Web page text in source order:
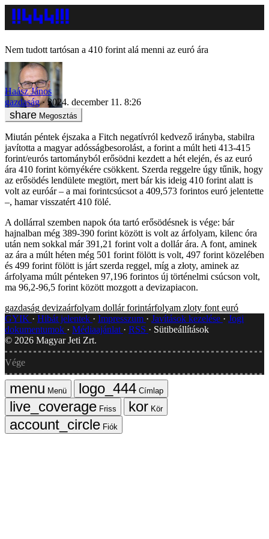
Nem tudott tartósan a 410 forint alá menni az euró ára
Haász János
gazdaság
2024. december 11. 8:26
Megosztás
Miután péntek éjszaka a Fitch negatívról kedvező irányba, stabilra
javította a magyar adósságbesorolást, a forint a múlt heti 413-415
forint/eurós tartományból erősödni kezdett a hét elején, és az euró
ára 410 forint környékére csökkent. Szerda reggelre úgy tűnik, hogy
az erősödés lendülete megtört, mert bár kis ideig 410 forint alatt is
volt az euróár – a mai forintcsúcsot a 409,573 forintos euró jelentette
–, hamar visszatért 410 fölé.
A dollárral szemben napok óta tartó erősödésnek is vége: bár
hajnalban még 389-390 forint között is volt az árfolyam, kilenc óra
után nem sokkal már 391,21 forint volt a dollár ára. A font, aminek
az ára a múlt héten még 501 forint fölött is volt, 497 forint közelében
és 499 forint fölött is járt szerda reggel, míg a złoty, aminek az
árfolyama múlt pénteken 97,196 forintos új történelmi csúcson volt,
ma 96,2-96,5 forint között mozgott a devizapiacon.
gazdaság devizaárfolyam dollár forintárfolyam zloty font euró
GYIK
Hibát jelentek Impresszum Javítások kezelése
Jogi
dokumentumok
Médiaajánlat RSS
Sütibeállítások
© 2026 Magyar Jeti Zrt.
Vége
Menü
Címlap
Friss
Kör
Fiók